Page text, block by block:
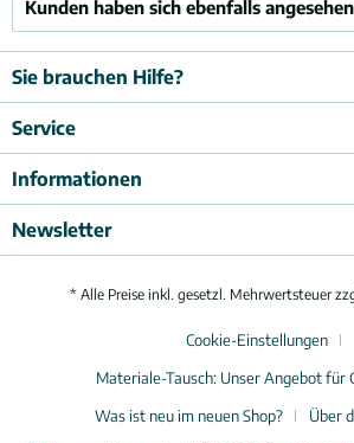
Kunden haben sich ebenfalls angesehen
Sie brauchen Hilfe?
Service
Informationen
Newsletter
* Alle Preise inkl. gesetzl. Mehrwertsteuer
Cookie-Einstellungen
Materiale-Tausch: Unser Angebot für
Was ist neu im neuen Shop?
Über